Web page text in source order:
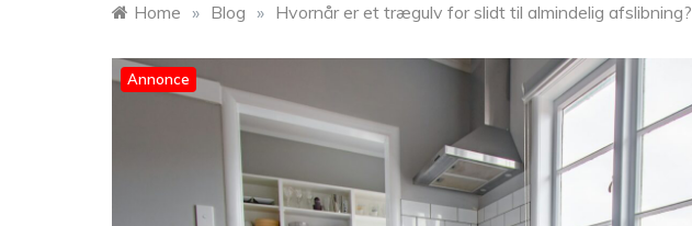
Home » Blog » Hvornår er et trægulv for slidt til almindelig afslibning?
Annonce